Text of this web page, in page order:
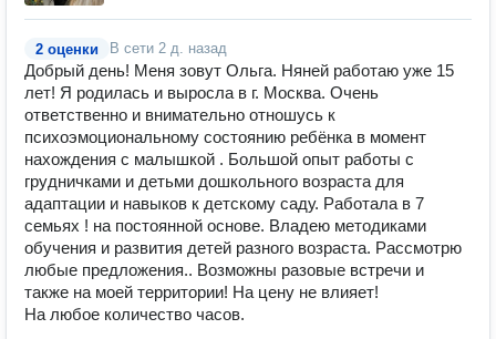
2 оценки В сети 2 д. назад
Добрый день! Меня зовут Ольга. Няней работаю уже 15
лет! Я родилась и выросла в г. Москва. Очень
ответственно и внимательно отношусь к
психоэмоциональному состоянию ребёнка в момент
нахождения с малышкой . Большой опыт работы с
грудничками и детьми дошкольного возраста для
адаптации и навыков к детскому саду. Работала в 7
семьях ! на постоянной основе. Владею методиками
обучения и развития детей разного возраста. Рассмотрю
любые предложения.. Возможны разовые встречи и
также на моей территории! На цену не влияет!
На любое количество часов.